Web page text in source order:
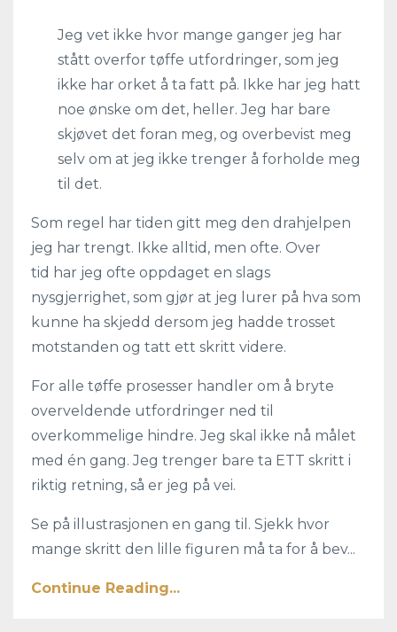
Jeg vet ikke hvor mange ganger jeg har
stått overfor tøffe utfordringer, som jeg
ikke har orket å ta fatt på. Ikke har jeg hatt
noe ønske om det, heller. Jeg har bare
skjøvet det foran meg, og overbevist meg
selv om at jeg ikke trenger å forholde meg
til det.
Som regel har tiden gitt meg den drahjelpen
jeg har trengt. Ikke alltid, men ofte. Over
tid har jeg ofte oppdaget en slags
nysgjerrighet, som gjør at jeg lurer på hva som
kunne ha skjedd dersom jeg hadde trosset
motstanden og tatt ett skritt videre.
For alle tøffe prosesser handler om å bryte
overveldende utfordringer ned til
overkommelige hindre. Jeg skal ikke nå målet
med én gang. Jeg trenger bare ta ETT skritt i
riktig retning, så er jeg på vei.
Se på illustrasjonen en gang til. Sjekk hvor
mange skritt den lille figuren må ta for å bev...
Continue Reading...